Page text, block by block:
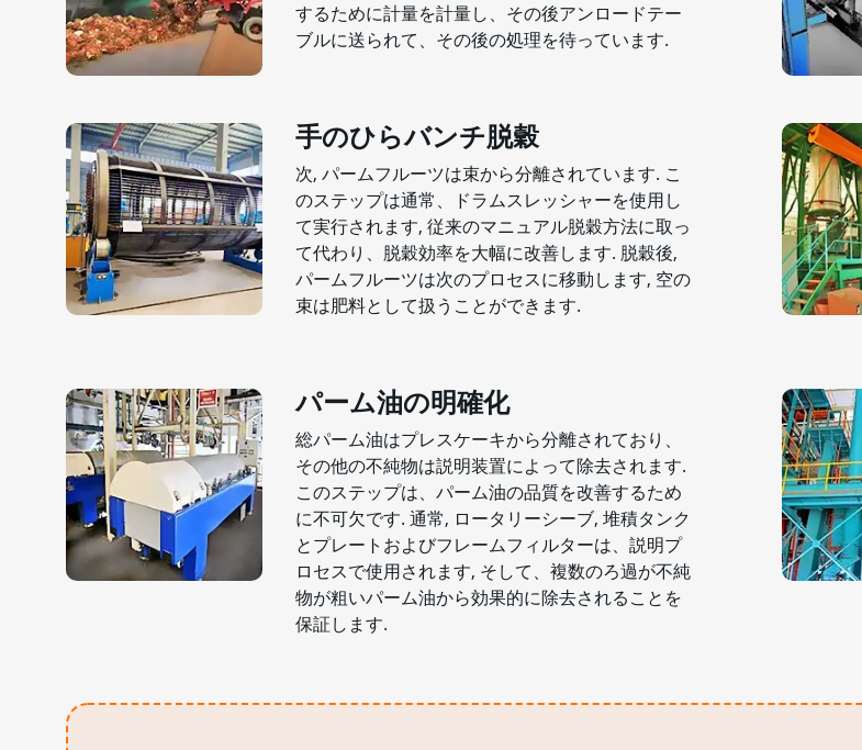
するために計量を計量し、その後アンロードテー
ブルに送られて、その後の処理を待っています.
手のひらバンチ脱穀
次, パームフルーツは束から分離されています. こ
のステップは通常、ドラムスレッシャーを使用し
て実行されます, 従来のマニュアル脱穀方法に取っ
て代わり、脱穀効率を大幅に改善します. 脱穀後,
パームフルーツは次のプロセスに移動します, 空の
束は肥料として扱うことができます.
パーム油の明確化
総パーム油はプレスケーキから分離されており、
その他の不純物は説明装置によって除去されます.
このステップは、パーム油の品質を改善するため
に不可欠です. 通常, ロータリーシーブ, 堆積タンク
とプレートおよびフレームフィルターは、説明プ
ロセスで使用されます, そして、複数のろ過が不純
物が粗いパーム油から効果的に除去されることを
保証します.